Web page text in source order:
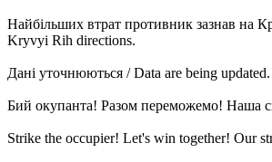
Найбільших втрат противник зазнав на
Kryvyi Rih directions.
Дані уточнюються / Data are being updated.
Бий окупанта! Разом переможемо! Наша
Strike the occupier! Let's win together! Our